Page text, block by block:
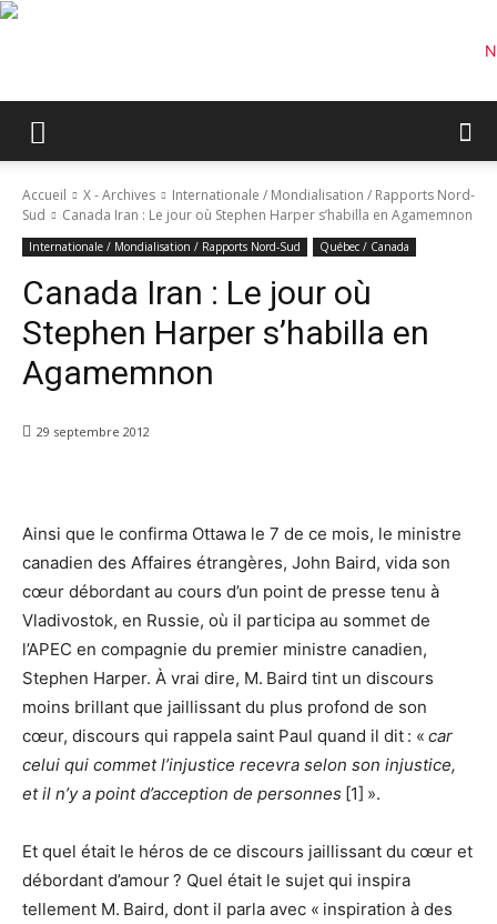
Accueil X - Archives
Internationale / Mondialisation / Rapports Nord-
Sud
Canada Iran : Le jour où Stephen Harper s’habilla en Agamemnon
Internationale / Mondialisation / Rapports Nord-Sud Québec / Canada
Canada Iran : Le jour où
Stephen Harper s’habilla en
Agamemnon
29 septembre 2012
Ainsi que le confirma Ottawa le 7 de ce mois, le ministre
canadien des Affaires étrangères, John Baird, vida son
cœur débordant au cours d’un point de presse tenu à
Vladivostok, en Russie, où il participa au sommet de
l’APEC en compagnie du premier ministre canadien,
Stephen Harper. À vrai dire, M. Baird tint un discours
moins brillant que jaillissant du plus profond de son
cœur, discours qui rappela saint Paul quand il dit : « car
celui qui commet l’injustice recevra selon son injustice,
et il n’y a point d’acception de personnes [1] ».
Et quel était le héros de ce discours jaillissant du cœur et
débordant d’amour ? Quel était le sujet qui inspira
tellement M. Baird, dont il parla avec « inspiration à des